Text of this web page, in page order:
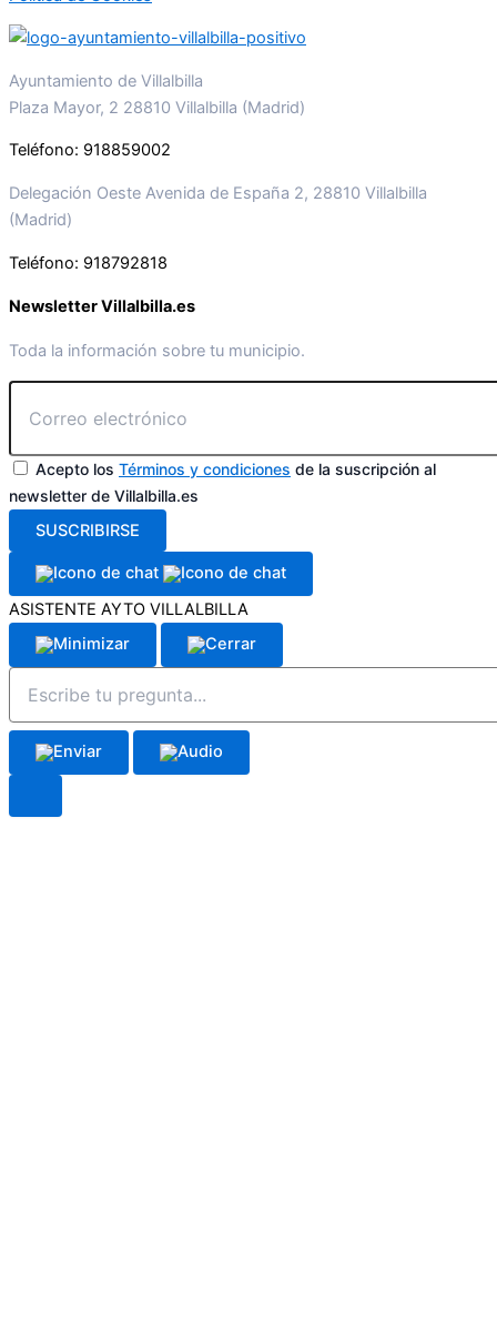
Ayuntamiento de Villalbilla
Plaza Mayor, 2 28810 Villalbilla (Madrid)
Teléfono: 918859002
Delegación Oeste Avenida de España 2, 28810 Villalbilla
(Madrid)
Teléfono: 918792818
Newsletter Villalbilla.es
Toda la información sobre tu municipio.
Acepto los Términos y condiciones de la suscripción al
newsletter de Villalbilla.es
SUSCRIBIRSE
ASISTENTE AYTO VILLALBILLA